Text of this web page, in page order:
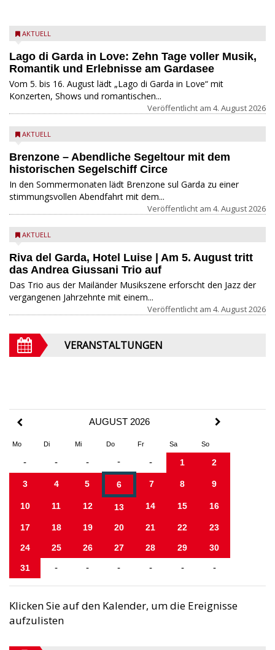
AKTUELL
Lago di Garda in Love: Zehn Tage voller Musik,
Romantik und Erlebnisse am Gardasee
Vom 5. bis 16. August lädt „Lago di Garda in Love“ mit
Konzerten, Shows und romantischen...
Veröffentlicht am 4. August 2026
AKTUELL
Brenzone – Abendliche Segeltour mit dem
historischen Segelschiff Circe
In den Sommermonaten lädt Brenzone sul Garda zu einer
stimmungsvollen Abendfahrt mit dem...
Veröffentlicht am 4. August 2026
AKTUELL
Riva del Garda, Hotel Luise | Am 5. August tritt
das Andrea Giussani Trio auf
Das Trio aus der Mailänder Musikszene erforscht den Jazz der
vergangenen Jahrzehnte mit einem...
Veröffentlicht am 4. August 2026
VERANSTALTUNGEN
AUGUST 2026
Mo Di Mi Do Fr Sa So
- - - - - 1 2
3 4 5 6 7 8 9
10 11 12 13 14 15 16
17 18 19 20 21 22 23
24 25 26 27 28 29 30
31 - - - - - -
Klicken Sie auf den Kalender, um die Ereignisse
aufzulisten